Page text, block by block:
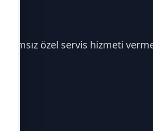
özel servis hizmeti